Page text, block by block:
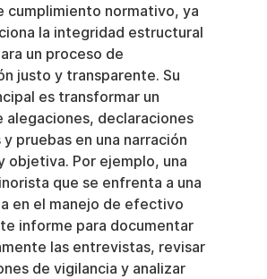
cumplimiento normativo, ya
la integridad estructural
un proceso de
justo y transparente. Su
es transformar un
alegaciones, declaraciones
pruebas en una narración
objetiva. Por ejemplo, una
que se enfrenta a una
en el manejo de efectivo
informe para documentar
las entrevistas, revisar
de vigilancia y analizar